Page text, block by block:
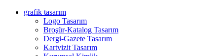
grafik tasarım
Logo Tasarım
Broşür-Katalog Tasarım
Dergi-Gazete Tasarım
Kartvizit Tasarım